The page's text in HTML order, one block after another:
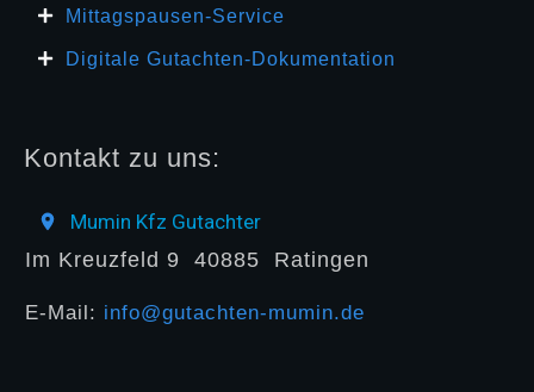
Mittagspausen-Service
Digitale Gutachten-Dokumentation
Kontakt zu uns:
Mumin Kfz Gutachter
Im Kreuzfeld 9 40885 Ratingen
E-Mail: info@gutachten-mumin.de